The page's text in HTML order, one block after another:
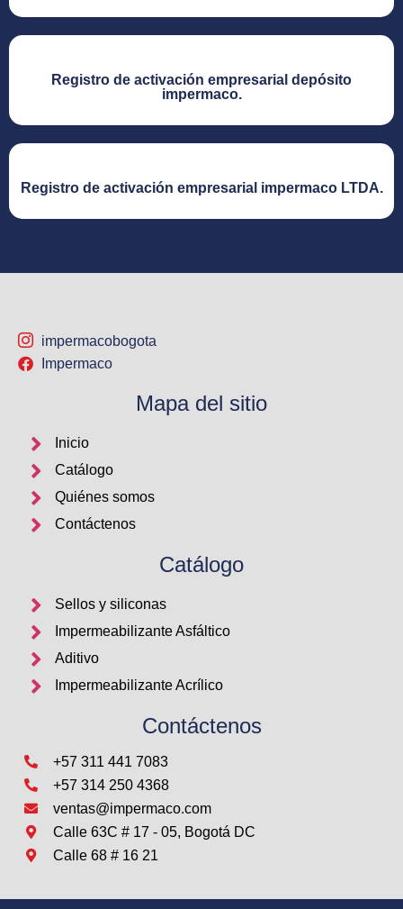
Registro de activación empresarial depósito
impermaco.​
Registro de activación empresarial impermaco LTDA.​
impermacobogota
Impermaco
Mapa del sitio
Inicio
Catálogo
Quiénes somos
Contáctenos
Catálogo
Sellos y siliconas
Impermeabilizante Asfáltico
Aditivo
Impermeabilizante Acrílico
Contáctenos
+57 311 441 7083
+57 314 250 4368
ventas@impermaco.com
Calle 63C # 17 - 05, Bogotá DC
Calle 68 # 16 21